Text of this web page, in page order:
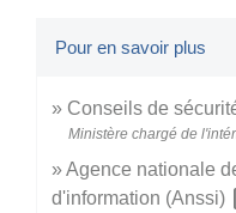
Pour en savoir plus
Conseils de
Ministère chargé de
Agence nationale
d'information (Anssi)